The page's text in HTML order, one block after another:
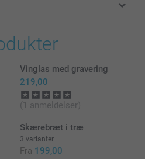
Vinglas med gravering
219,00
(1 anmeldelser)
Skærebræt i træ
3 varianter
Fra 199,00